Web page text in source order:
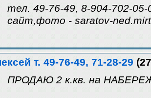
тел. 49-76-49, 8-904-702-05-
сайт,фото - saratov-
т. 49-76-49, 71-28-29
ПРОДАЮ 2 к.кв. на